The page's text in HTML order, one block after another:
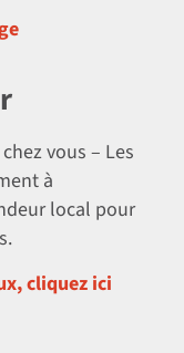
vous – Les
à
local pour
cliquez ici